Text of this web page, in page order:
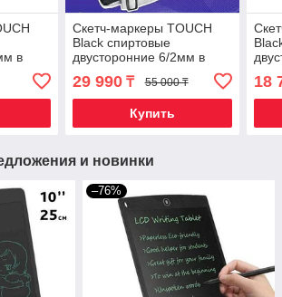
в
Скетч-маркеры TOUCH
Black спиртовые
двусторонние 6/2мм в
чехле (204 фломастера)
29 990₸ 55 000 ₸
Купить
18
и новинки
–76%